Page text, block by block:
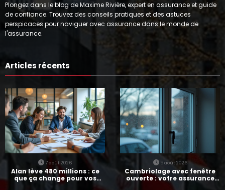
Plongez dans le blog de Maxime Rivière, expert en assurance et guide
de confiance. Trouvez des conseils pratiques et des astuces
perspicaces pour naviguer avec assurance dans le monde de
l'assurance.
Articles récents
7 août 2026
Alan lève 480 millions : ce
que ça change pour vos
assurances
5 août 2026
Cambriolage avec fenêtre
ouverte : votre assurance
paie-t-elle ?